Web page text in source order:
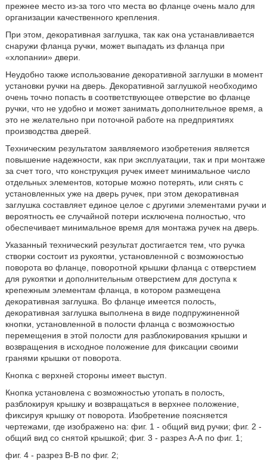
прежнее место из-за того что места во фланце очень мало для
организации качественного крепления.
При этом, декоративная заглушка, так как она устанавливается
снаружи фланца ручки, может выпадать из фланца при
«хлопании» двери.
Неудобно также использование декоративной заглушки в момент
установки ручки на дверь. Декоративной заглушкой необходимо
очень точно попасть в соответствующее отверстие во фланце
ручки, что не удобно и может занимать дополнительное время, а
это не желательно при поточной работе на предприятиях
производства дверей.
Техническим результатом заявляемого изобретения является
повышение надежности, как при эксплуатации, так и при монтаже
за счет того, что конструкция ручек имеет минимальное число
отдельных элементов, которые можно потерять, или снять с
установленных уже на дверь ручек, при этом декоративная
заглушка составляет единое целое с другими элементами ручки и
вероятность ее случайной потери исключена полностью, что
обеспечивает минимальное время для монтажа ручек на дверь.
Указанный технический результат достигается тем, что ручка
створки состоит из рукоятки, установленной с возможностью
поворота во фланце, поворотной крышки фланца с отверстием
для рукоятки и дополнительным отверстием для доступа к
крепежным элементам фланца, в котором размещена
декоративная заглушка. Во фланце имеется полость,
декоративная заглушка выполнена в виде подпружиненной
кнопки, установленной в полости фланца с возможностью
перемещения в этой полости для разблокирования крышки и
возвращения в исходное положение для фиксации своими
гранями крышки от поворота.
Кнопка с верхней стороны имеет выступ.
Кнопка установлена с возможностью утопать в полость,
разблокируя крышку и возвращаться в верхнее положение,
фиксируя крышку от поворота. Изобретение поясняется
чертежами, где изображено на: фиг. 1 - общий вид ручки; фиг. 2 -
общий вид со снятой крышкой; фиг. 3 - разрез А-А по фиг. 1;
фиг. 4 - разрез В-В по фиг. 2;